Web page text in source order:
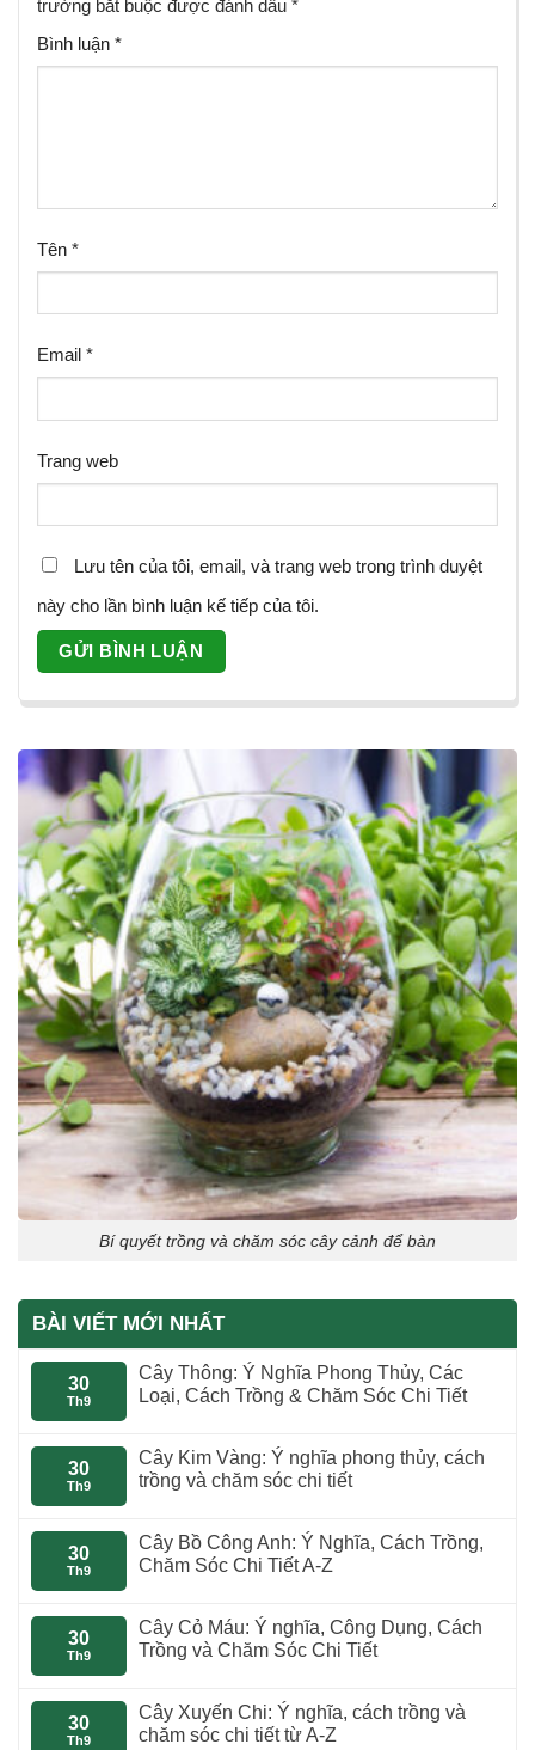
trường bắt buộc được đánh dấu *
Bình luận *
Tên *
Email *
Trang web
Lưu tên của tôi, email, và trang web trong trình duyệt
này cho lần bình luận kế tiếp của tôi.
Bí quyết trồng và chăm sóc cây cảnh để bàn
BÀI VIẾT MỚI NHẤT
30
Th9
Cây Thông: Ý Nghĩa Phong Thủy, Các
Loại, Cách Trồng & Chăm Sóc Chi Tiết
30
Th9
Cây Kim Vàng: Ý nghĩa phong thủy, cách
trồng và chăm sóc chi tiết
30
Th9
Cây Bồ Công Anh: Ý Nghĩa, Cách Trồng,
Chăm Sóc Chi Tiết A-Z
30
Th9
Cây Cỏ Máu: Ý nghĩa, Công Dụng, Cách
Trồng và Chăm Sóc Chi Tiết
30
Th9
Cây Xuyến Chi: Ý nghĩa, cách trồng và
chăm sóc chi tiết từ A-Z